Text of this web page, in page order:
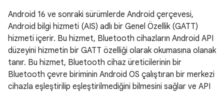
Android 16 ve sonraki sürümlerde Android çerçevesi,
Android bilgi hizmeti (AIS) adlı bir Genel Özellik (GATT)
hizmeti içerir. Bu hizmet, Bluetooth cihazların Android API
düzeyini hizmetin bir GATT özelliği olarak okumasına olanak
tanır. Bu hizmet, Bluetooth cihaz üreticilerinin bir
Bluetooth çevre biriminin Android OS çalıştıran bir merkezi
cihazla eşleştirilip eşleştirilmediğini bilmesini sağlar ve API